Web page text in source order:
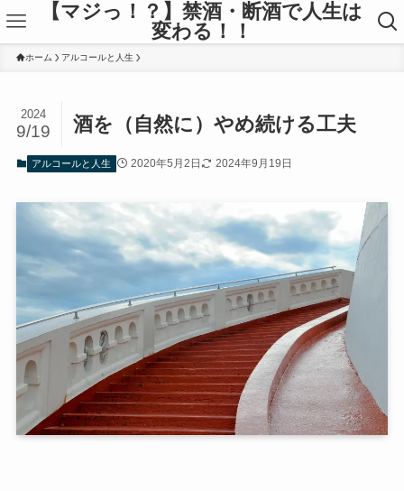
【マジっ！？】禁酒・断酒で人生は
変わる！！
ホーム アルコールと人生
酒を（自然に）やめ続ける工夫
2024
9/19
アルコールと人生 2020年5月2日 2024年9月19日